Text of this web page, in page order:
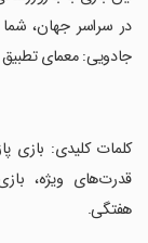
در سراسر جهان،
جادویی: معمای تطبیق 3' بهترین تجربه پازل تطبیق 3 و جواهرنماست.
قدرت‌های ویژه،
هفتگی.